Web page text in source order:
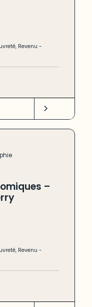
, Revenu -
–
, Revenu -